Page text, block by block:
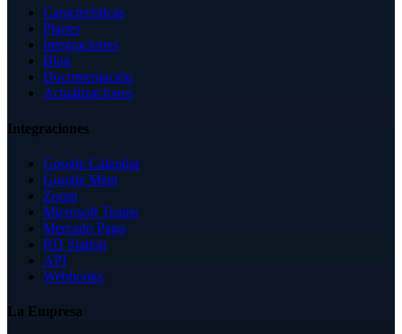
Características
Planes
Integraciones
Blog
Documentación
Actualizaciones
Integraciones
Google Calendar
Google Meet
Zoom
Microsoft Teams
Mercado Pago
RD Station
API
Webhooks
La Empresa